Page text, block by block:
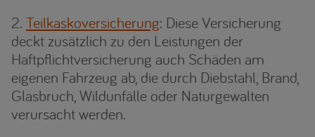
Teilkaskoversicherung: Diese Versicherung
deckt zusätzlich zu den Leistungen der
Haftpflichtversicherung auch Schäden am
eigenen Fahrzeug ab, die durch Diebstahl, Brand,
Glasbruch, Wildunfälle oder Naturgewalten
verursacht werden.